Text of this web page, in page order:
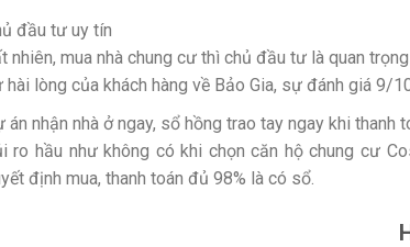
đầu tư uy tín
nhiên, mua nhà chung cư thì chủ đầu tư là quan
hài lòng của khách hàng về Bảo Gia, sự đánh giá 9/
án nhận nhà ở ngay, sổ hồng trao tay ngay khi thanh
ro hầu như không có khi chọn căn hộ chung cư
định mua, thanh toán đủ 98% là có sổ.